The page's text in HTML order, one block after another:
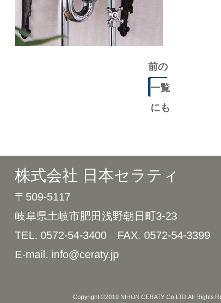
前の
記事
一覧
にも
株式会社 日本セラティ
〒509-5117
岐阜県土岐市肥田浅野朝日町3-23
TEL. 0572-54-3400 FAX. 0572-54-3399
E-mail. info@ceraty.jp
Copyright ©2019 NIHON CERATY Co.LTD.All Rights